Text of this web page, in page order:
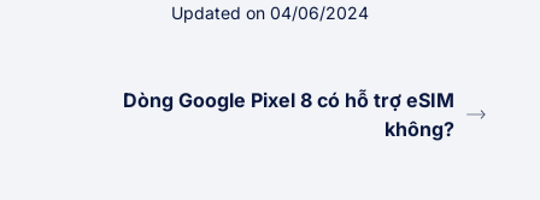
Updated on 04/06/2024
Dòng Google Pixel 8 có hỗ trợ eSIM
không?